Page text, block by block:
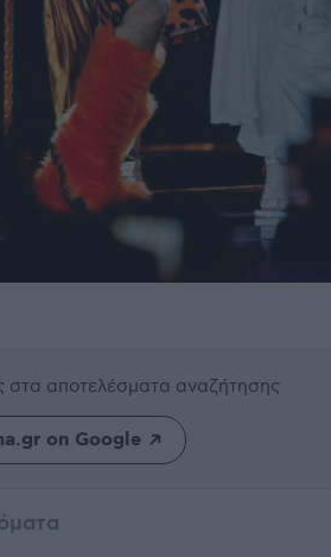
στα αποτελέσματα αναζήτησης
on Google